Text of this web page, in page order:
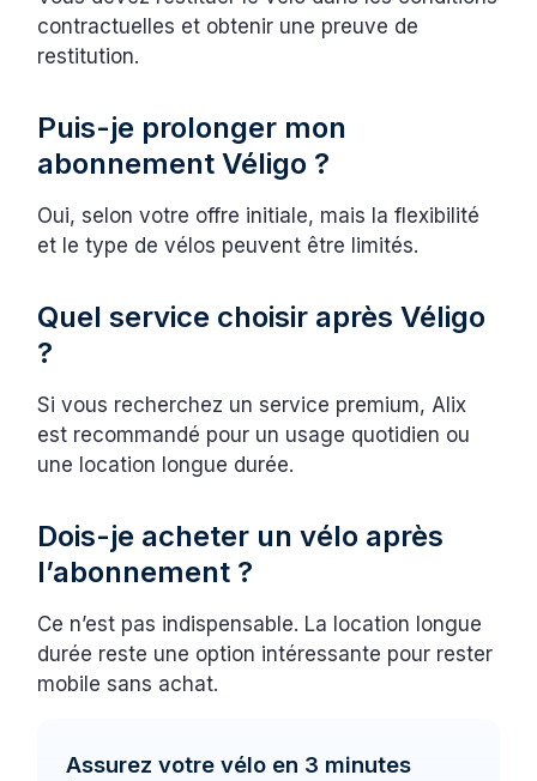
contractuelles et obtenir une preuve de
restitution.
Puis-je prolonger mon
abonnement Véligo ?
Oui, selon votre offre initiale, mais la flexibilité
et le type de vélos peuvent être limités.
Quel service choisir après Véligo
?
Si vous recherchez un service premium, Alix
est recommandé pour un usage quotidien ou
une location longue durée.
Dois-je acheter un vélo après
l’abonnement ?
Ce n’est pas indispensable. La location longue
durée reste une option intéressante pour rester
mobile sans achat.
Assurez votre vélo en 3 minutes